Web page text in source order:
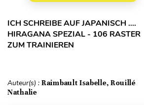
ICH SCHREIBE AUF JAPANISCH ….
HIRAGANA SPEZIAL - 106 RASTER
ZUM TRAINIEREN
Auteur(s) : Raimbault Isabelle, Rouillé
Nathalie